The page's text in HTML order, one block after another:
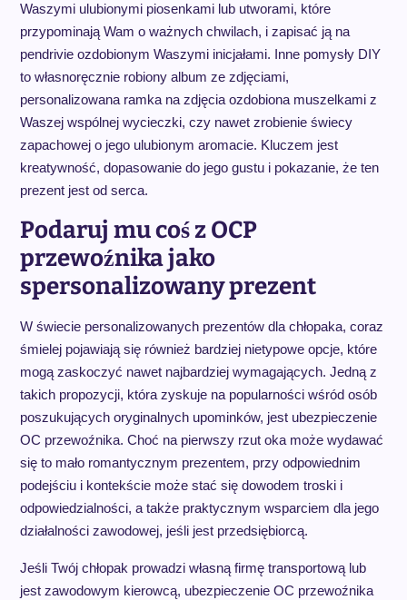
Waszymi ulubionymi piosenkami lub utworami, które
przypominają Wam o ważnych chwilach, i zapisać ją na
pendrivie ozdobionym Waszymi inicjałami. Inne pomysły DIY
to własnoręcznie robiony album ze zdjęciami,
personalizowana ramka na zdjęcia ozdobiona muszelkami z
Waszej wspólnej wycieczki, czy nawet zrobienie świecy
zapachowej o jego ulubionym aromacie. Kluczem jest
kreatywność, dopasowanie do jego gustu i pokazanie, że ten
prezent jest od serca.
Podaruj mu coś z OCP
przewoźnika jako
spersonalizowany prezent
W świecie personalizowanych prezentów dla chłopaka, coraz
śmielej pojawiają się również bardziej nietypowe opcje, które
mogą zaskoczyć nawet najbardziej wymagających. Jedną z
takich propozycji, która zyskuje na popularności wśród osób
poszukujących oryginalnych upominków, jest ubezpieczenie
OC przewoźnika. Choć na pierwszy rzut oka może wydawać
się to mało romantycznym prezentem, przy odpowiednim
podejściu i kontekście może stać się dowodem troski i
odpowiedzialności, a także praktycznym wsparciem dla jego
działalności zawodowej, jeśli jest przedsiębiorcą.
Jeśli Twój chłopak prowadzi własną firmę transportową lub
jest zawodowym kierowcą, ubezpieczenie OC przewoźnika